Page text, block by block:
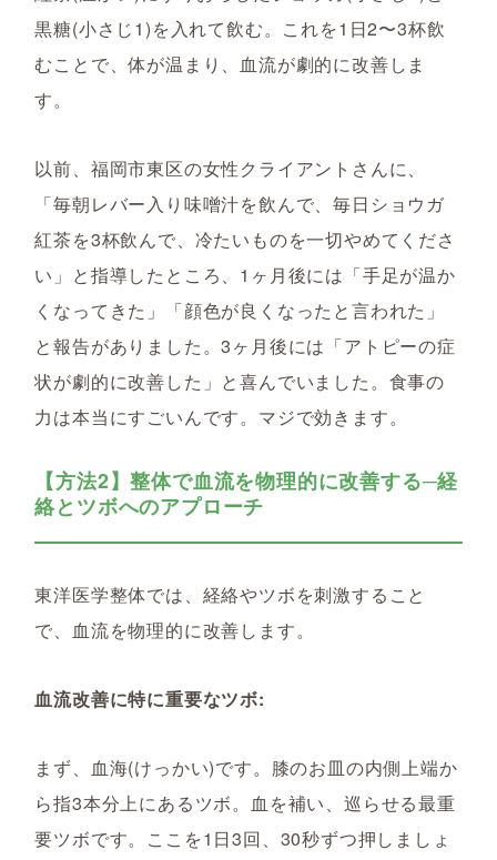
黒糖(小さじ1)を入れて飲む。これを1日2〜3杯飲
むことで、体が温まり、血流が劇的に改善しま
す。
以前、福岡市東区の女性クライアントさんに、
「毎朝レバー入り味噌汁を飲んで、毎日ショウガ
紅茶を3杯飲んで、冷たいものを一切やめてくださ
い」と指導したところ、1ヶ月後には「手足が温か
くなってきた」「顔色が良くなったと言われた」
と報告がありました。3ヶ月後には「アトピーの症
状が劇的に改善した」と喜んでいました。食事の
力は本当にすごいんです。マジで効きます。
【方法2】整体で血流を物理的に改善する─経
絡とツボへのアプローチ
東洋医学整体では、経絡やツボを刺激すること
で、血流を物理的に改善します。
血流改善に特に重要なツボ:
まず、血海(けっかい)です。膝のお皿の内側上端か
ら指3本分上にあるツボ。血を補い、巡らせる最重
要ツボです。ここを1日3回、30秒ずつ押しましょ